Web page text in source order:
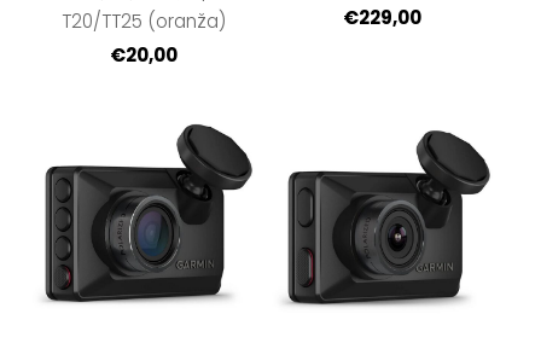
T20/TT25 (oranža)
€20,00
€229,00